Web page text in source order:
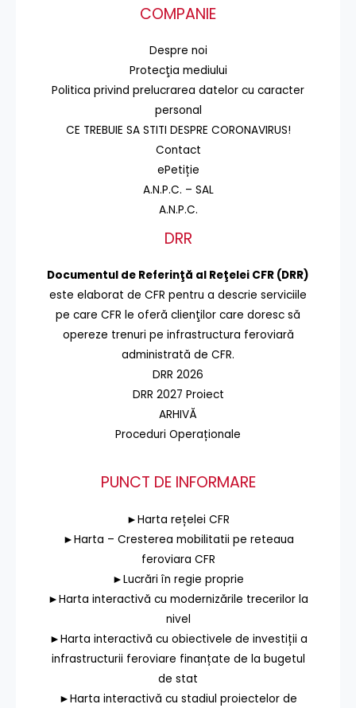
COMPANIE
Despre noi
Protecţia mediului
Politica privind prelucrarea datelor cu caracter
personal
CE TREBUIE SA STITI DESPRE CORONAVIRUS!
Contact
ePetiție
A.N.P.C. – SAL
A.N.P.C.
DRR
Documentul de Referinţă al Reţelei CFR (DRR)
este elaborat de CFR pentru a descrie serviciile
pe care CFR le oferă clienţilor care doresc să
opereze trenuri pe infrastructura feroviară
administrată de CFR.
DRR 2026
DRR 2027 Proiect
ARHIVĂ
Proceduri Operaționale
PUNCT DE INFORMARE
►Harta rețelei CFR
►Harta – Cresterea mobilitatii pe reteaua
feroviara CFR
►Lucrări în regie proprie
►Harta interactivă cu modernizările trecerilor la
nivel
►Harta interactivă cu obiectivele de investiții a
infrastructurii feroviare finanțate de la bugetul
de stat
►Harta interactivă cu stadiul proiectelor de